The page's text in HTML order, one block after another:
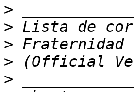
>
>
>
>
>